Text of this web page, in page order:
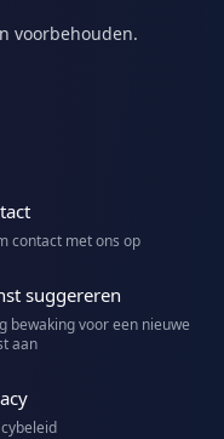
voorbehouden.
contact met ons op
suggereren
bewaking voor een nieuwe
aan